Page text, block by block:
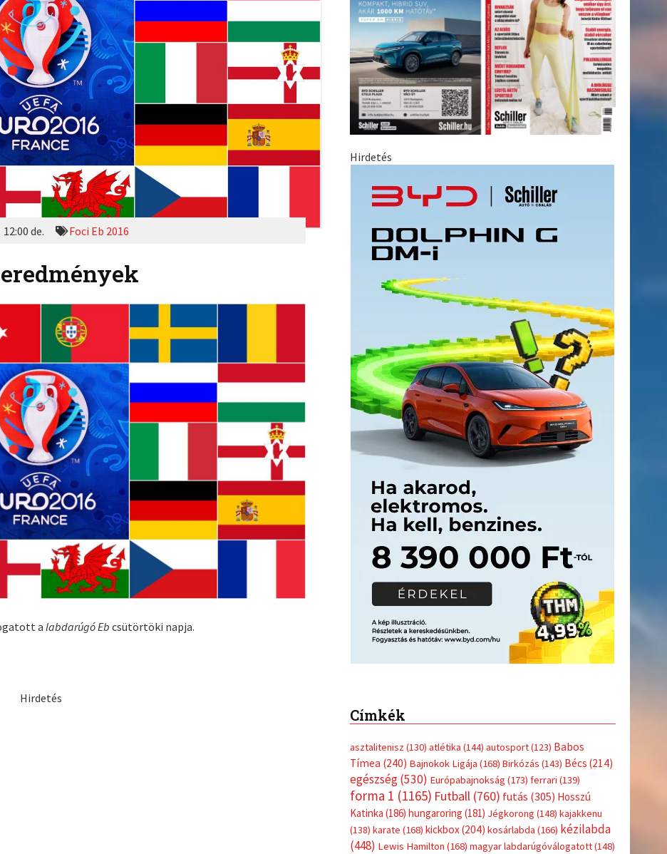
12:00 de. Foci Eb 2016
alabdarúgó Eb csütörtöki napja.
Hirdetés
Hirdetés
Címkék
asztalitenisz (130) atlétika (144) autosport(123) Babos
Tímea (240) Bajnokok Ligája (168) Birkózás (143) Bécs (214)
egészség(530) Európabajnokság (173) ferrari (139)
forma 1 (1165) Futball(760) futás (305) Hosszú
Katinka (186) hungaroring (181) Jégkorong (148) kajakkenu
(138) karate (168) kickbox(204) kosárlabda (166) kézilabda
(448) Lewis Hamilton (168) magyar labdarúgóválogatott(148)